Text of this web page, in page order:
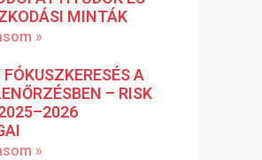
MINTÁK
»
A
– RISK
»